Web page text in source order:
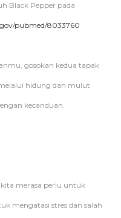
Black Pepper pada
pubmed/8033760
gosokan kedua tapak
hidung dan mulut
kecanduan.
kita merasa perlu untuk
mengatasi stres dan salah